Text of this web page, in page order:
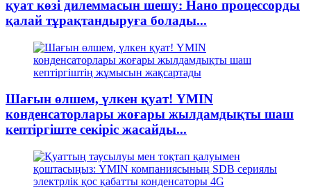
қуат көзі дилеммасын шешу: Нано процессорды
қалай тұрақтандыруға болады...
Шағын өлшем, үлкен қуат! YMIN
конденсаторлары жоғары жылдамдықты шаш
кептіргіште секіріс жасайды...